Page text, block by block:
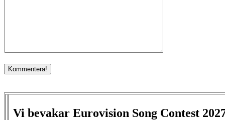
Vi bevakar Eurovision Song Contest